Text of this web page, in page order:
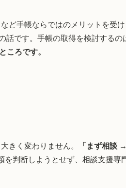
ど手帳ならではのメリットを受
話です。手帳の取得を検討するの
ころです。
きく変わりません。
「まず相談
を判断しようとせず、相談支援専